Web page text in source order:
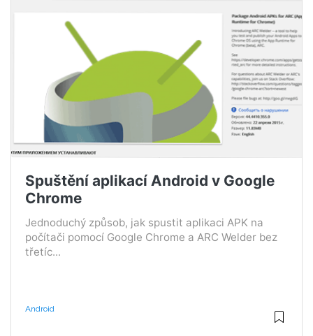
Spuštění aplikací Android v Google
Chrome
Jednoduchý způsob, jak spustit aplikaci APK na
počítači pomocí Google Chrome a ARC Welder bez
třetíc...
Android